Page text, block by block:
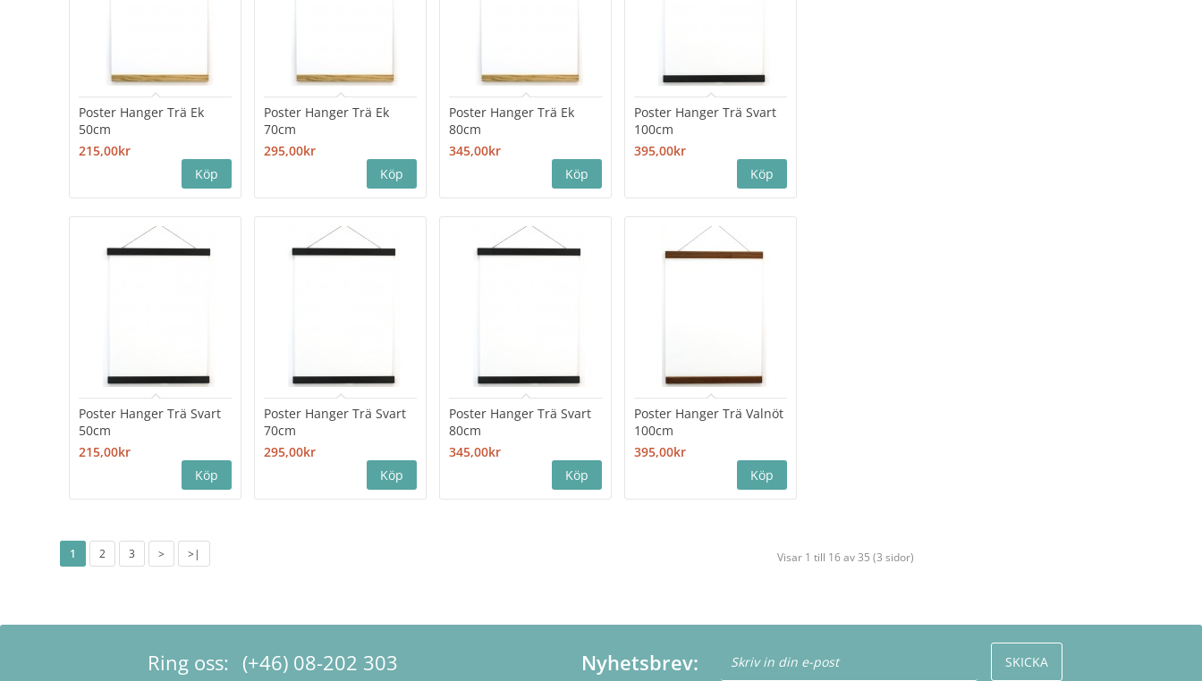
Poster Hanger Trä Ek
50cm
215,00kr
Poster Hanger Trä Ek
70cm
295,00kr
Poster Hanger Trä Ek
80cm
345,00kr
Poster Hanger Trä Svart
100cm
395,00kr
Poster Hanger Trä Svart
50cm
215,00kr
Poster Hanger Trä Svart
70cm
295,00kr
Poster Hanger Trä Svart
80cm
345,00kr
Poster Hanger Trä Valnöt
100cm
395,00kr
1 2 3 > >| Visar 1 till 16 av 35 (3 sidor)
Ring oss: (+46) 08-202 303 Nyhetsbrev: